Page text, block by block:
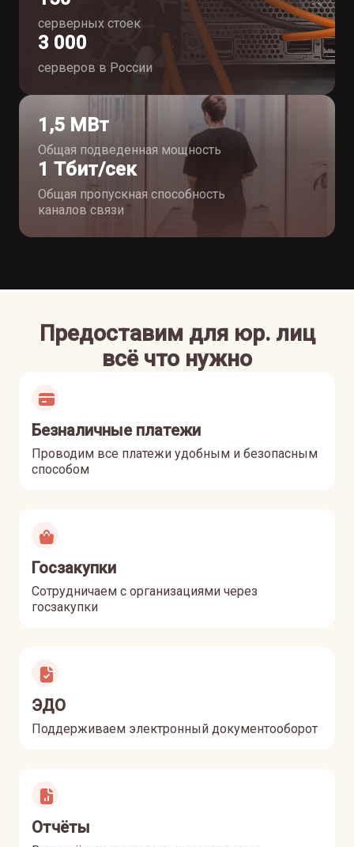
серверных стоек
3 000
серверов в России
1,5 МВт
Общая подведенная мощность
1 Тбит/сек
Общая пропускная способность
каналов связи
Предоставим для юр. лиц
всё что нужно
Безналичные платежи
Проводим все платежи удобным и безопасным
способом
Госзакупки
Сотрудничаем с организациями через
госзакупки
ЭДО
Поддерживаем электронный документооборот
Отчёты